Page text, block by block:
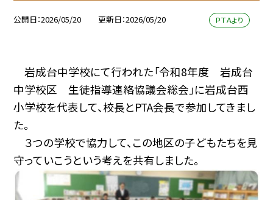
公開日 2026/05/20 更新日 2026/05/20 ＰＴＡより
岩成台中学校にて行われた「令和8年度 岩成台
中学校区 生徒指導連絡協議会総会」に岩成台西
小学校を代表して、校長とPTA会長で参加してきまし
た。
３つの学校で協力して、この地区の子どもたちを見
守っていこうという考えを共有しました。